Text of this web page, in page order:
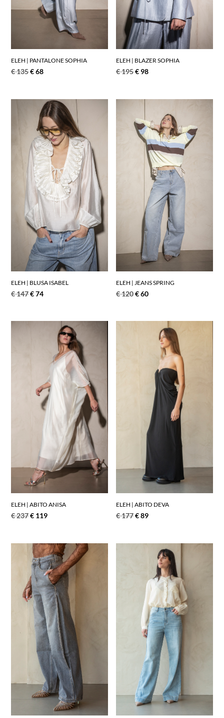
ELEH | PANTALONE SOPHIA
€135€68
ELEH | BLAZER SOPHIA
€195€ 98
ELEH | BLUSA ISABEL
€147€74
ELEH | JEANS SPRING
€120€60
ELEH | ABITO ANISA
€237€ 119
ELEH | ABITO DEVA
€177€89